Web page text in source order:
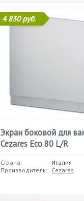
4 830 руб.
Экран боковой для
Cezares Eco 80 L/R
Страна:
Италия
Производитель: Cezares